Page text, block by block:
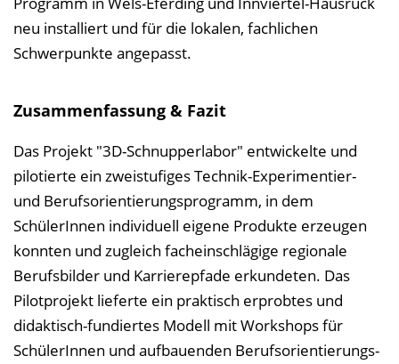
neu installiert und für die lokalen, fachlichen
Schwerpunkte angepasst.
Zusammenfassung & Fazit
Das Projekt "3D-Schnupperlabor" entwickelte und
pilotierte ein zweistufiges Technik-Experimentier-
und Berufsorientierungsprogramm, in dem
SchülerInnen individuell eigene Produkte erzeugen
konnten und zugleich facheinschlägige regionale
Berufsbilder und Karrierepfade erkundeten. Das
Pilotprojekt lieferte ein praktisch erprobtes und
didaktisch-fundiertes Modell mit Workshops für
SchülerInnen und aufbauenden Berufsorientierungs-